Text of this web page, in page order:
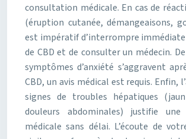
consultation médicale. En cas de
(éruption cutanée, démangeaisons,
est impératif d’interrompre
de CBD et de consulter un médecin.
symptômes d’anxiété s’aggravent
CBD, un avis médical est requis. Enfin,
signes de troubles hépatiques
douleurs abdominales) justifie une
médicale sans délai. L’écoute de